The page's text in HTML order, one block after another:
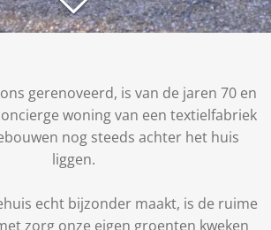
gerenoveerd, is van de jaren 70 en
woning van een textielfabriek
nog steeds achter het huis
liggen.
echt bijzonder maakt, is de ruime
zorg onze eigen groenten kweken